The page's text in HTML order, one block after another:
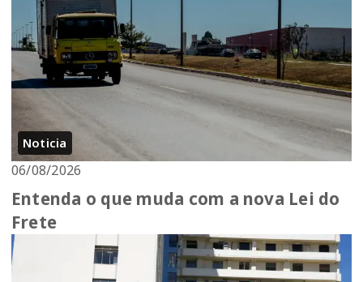
Noticia
06/08/2026
Entenda o que muda com a nova Lei do
Frete